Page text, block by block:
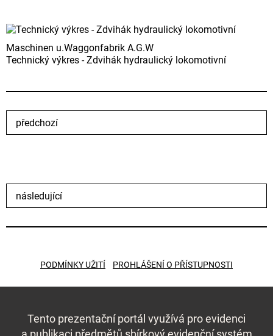
Maschinen u.Waggonfabrik A.G.W
Technický výkres - Zdvihák hydraulický lokomotivní
předchozí
následující
PODMÍNKY UŽITÍ PROHLÁŠENÍ O PŘÍSTUPNOSTI
Tento prezentační portál využívá pro evidenci